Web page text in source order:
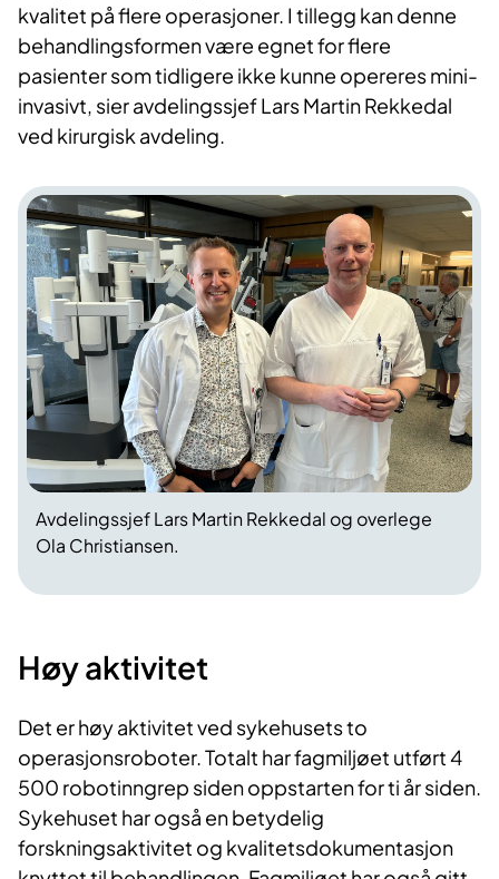
kvalitet på flere operasjoner. I tillegg kan denne
behandlingsformen være egnet for flere
pasienter som tidligere ikke kunne opereres mini-
invasivt, sier avdelingssjef Lars Martin Rekkedal
ved kirurgisk avdeling.
Avdelingssjef Lars Martin Rekkedal og overlege
Ola Christiansen.
Høy aktivitet
Det er høy aktivitet ved sykehusets to
operasjonsroboter. Totalt har fagmiljøet utført 4
500 robotinngrep siden oppstarten for ti år siden.
Sykehuset har også en betydelig
forskningsaktivitet og kvalitetsdokumentasjon